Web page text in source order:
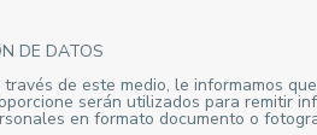
DE DATOS
de este medio, le informamos que
serán utilizados para remitir
en formato documento o